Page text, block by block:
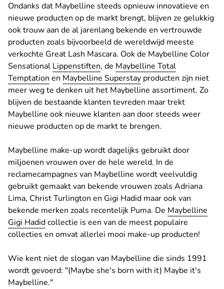
Ondanks dat Maybelline steeds opnieuw innovatieve en
nieuwe producten op de markt brengt, blijven ze gelukkig
ook trouw aan de al jarenlang bekende en vertrouwde
producten zoals bijvoorbeeld de wereldwijd meeste
verkochte Great Lash Mascara. Ook de Maybelline Color
Sensational Lippenstiften, de Maybelline Total
Temptation en Maybelline Superstay producten zijn niet
meer weg te denken uit het Maybelline assortiment. Zo
blijven de bestaande klanten tevreden maar trekt
Maybelline ook nieuwe klanten aan door steeds weer
nieuwe producten op de markt te brengen.
Maybelline make-up wordt dagelijks gebruikt door
miljoenen vrouwen over de hele wereld. In de
reclamecampagnes van Maybelline wordt veelvuldig
gebruikt gemaakt van bekende vrouwen zoals Adriana
Lima, Christ Turlington en Gigi Hadid maar ook van
bekende merken zoals recentelijk Puma. De Maybelline
Gigi Hadidcollectie is een van de meest populaire
collecties en omvat allerlei mooi make-up producten!
Wie kent niet de slogan van Maybelline die sinds 1991
wordt gevoerd: "(Maybe she's born with it) Maybe it's
Maybelline."